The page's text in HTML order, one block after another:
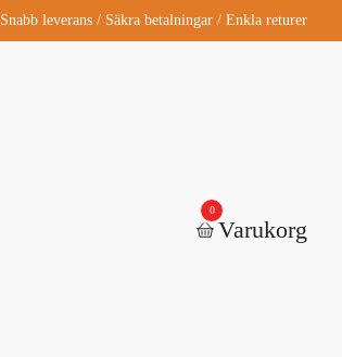
Snabb leverans / Säkra betalningar / Enkla returer
0
Varukorg